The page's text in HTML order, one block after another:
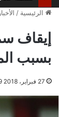
الرئيسية /
بسبب
27 فبراير، 2018 7:09 م